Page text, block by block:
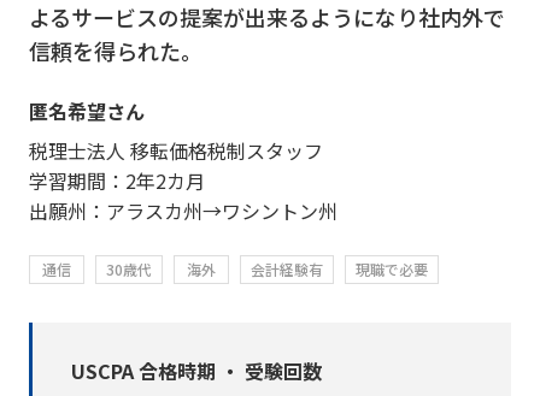
よるサービスの提案が出来るようになり社内外で
信頼を得られた。
匿名希望さん
税理士法人 移転価格税制スタッフ
学習期間：2年2カ月
出願州：アラスカ州→ワシントン州
通信 30歳代 海外 会計経験有 現職で必要
USCPA 合格時期 ・ 受験回数